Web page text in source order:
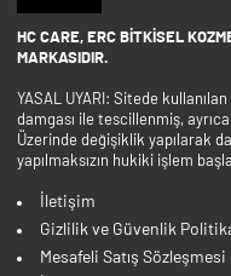
HC CARE, ERC BITKISEL
MARKASIDIR.
YASAL UYARI: Sitede
damgası ile tescillenmiş,
Üzerinde değişiklik yapılarak
yapılmaksızın hukiki işlem
İletişim
Gizlilik ve Güvenlik
Mesafeli Satış Sözleşmesi